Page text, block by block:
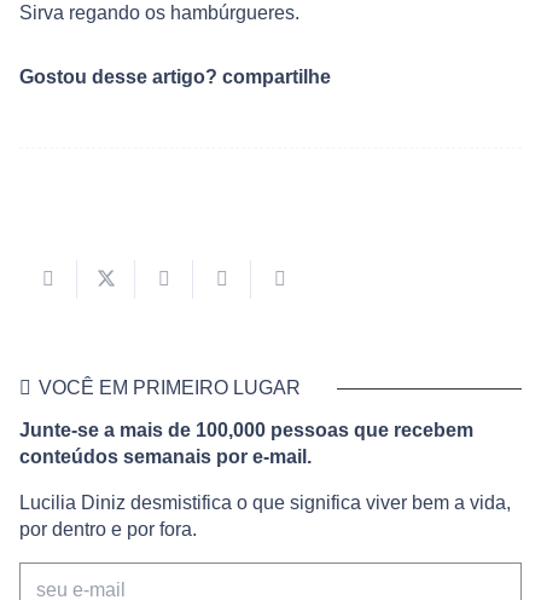
Sirva regando os hambúrgueres.
Gostou desse artigo? compartilhe
VOCÊ EM PRIMEIRO LUGAR
Junte-se a mais de 100,000 pessoas que recebem
conteúdos semanais por e-mail.
Lucilia Diniz desmistifica o que significa viver bem a vida,
por dentro e por fora.